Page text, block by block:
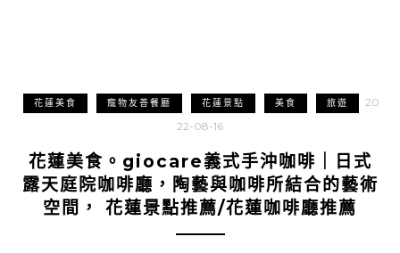
花蓮美食 寵物友善餐廳 花蓮景點 美食 旅遊
20
22-08-16
花蓮美食。giocare義式手沖咖啡｜日式
露天庭院咖啡廳，陶藝與咖啡所結合的藝術
空間， 花蓮景點推薦/花蓮咖啡廳推薦